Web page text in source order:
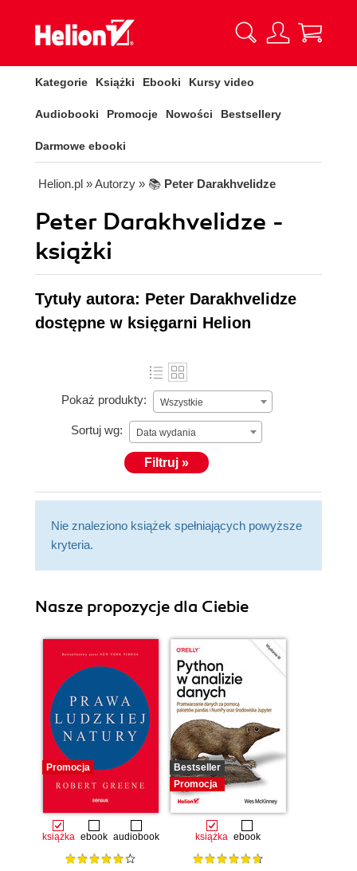
Kategorie Książki Ebooki Kursy video
Audiobooki Promocje Nowości Bestsellery
Darmowe ebooki
Helion.pl » Autorzy » 📚 Peter Darakhvelidze
Peter Darakhvelidze -
książki
Tytuły autora: Peter Darakhvelidze
dostępne w księgarni Helion
Pokaż produkty: Wszystkie
Sortuj wg: Data wydania
Filtruj »
Nie znaleziono książek spełniających powyższe
kryteria.
Nasze propozycje dla Ciebie
Promocja
książka ebook audiobook
Bestseller
Promocja
książka ebook